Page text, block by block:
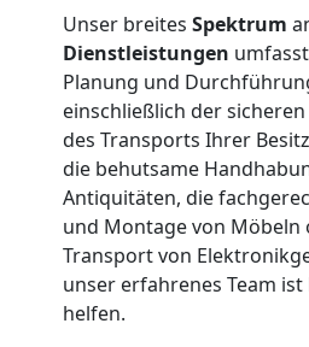
Unser breites Spektrum
Dienstleistungen
Planung und
einschließlich der
des Transports Ihrer
die behutsame
Antiquitäten, die
und Montage von Möbeln
Transport von
unser erfahrenes Team
helfen.
Umzug
Nationaler
Umzug